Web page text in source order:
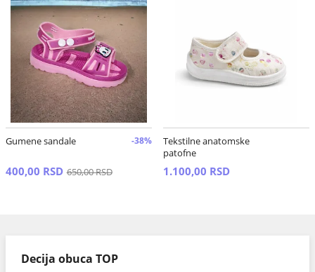
Gumene sandale -38%
400,00 RSD 650,00 RSD
Tekstilne anatomske
patofne
1.100,00 RSD
Decija obuca TOP